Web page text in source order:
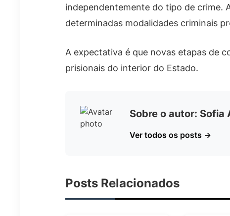
independentemente do tipo de crime.
determinadas modalidades criminais
A expectativa é que novas etapas de
prisionais do interior do Estado.
Sobre o autor: Sofia
Ver todos os posts →
Posts Relacionados